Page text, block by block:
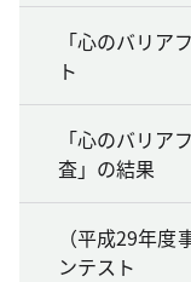
「心のバリア
ト
「心のバリア
査」の結果
（平成29年
ンテスト